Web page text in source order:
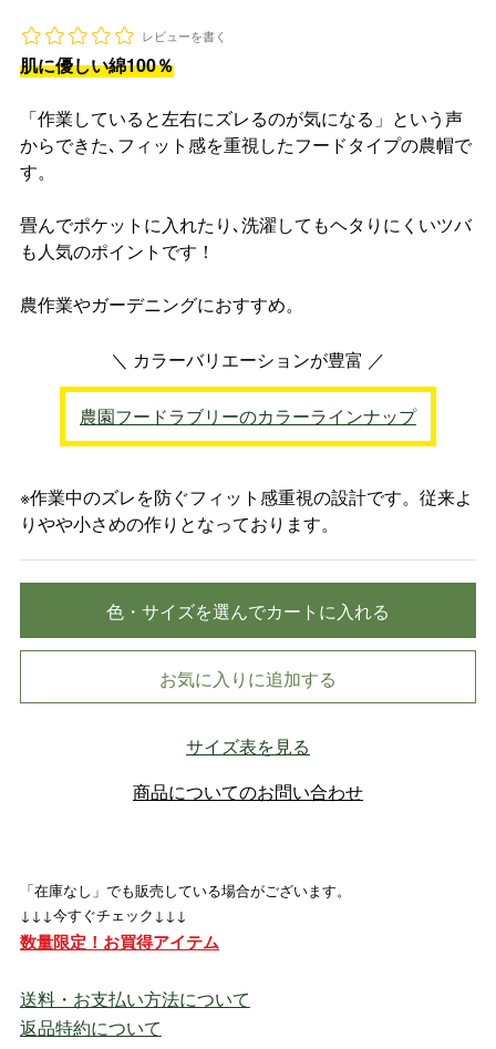
レビューを書く
肌に優しい綿100％
「作業していると左右にズレるのが気になる」という声
からできた､フィット感を重視したフードタイプの農帽で
す。
畳んでポケットに入れたり､洗濯してもヘタりにくいツバ
も人気のポイントです！
農作業やガーデニングにおすすめ。
＼ カラーバリエーションが豊富 ／
農園フードラブリーのカラーラインナップ
※作業中のズレを防ぐフィット感重視の設計です。従来よ
りやや小さめの作りとなっております。
色・サイズを選んでカートに入れる
お気に入りに追加する
サイズ表を見る
商品についてのお問い合わせ
「在庫なし」でも販売している場合がございます。
↓↓↓今すぐチェック↓↓↓
数量限定！お買得アイテム
送料・お支払い方法について
返品特約について